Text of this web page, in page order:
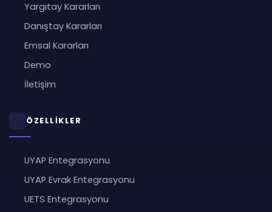
Yargıtay Kararları
Danıştay Kararları
Emsal Kararları
Demo
İletişim
ÖZELLİKLER
UYAP Entegrasyonu
UYAP Evrak Entegrasyonu
UETS Entegrasyonu